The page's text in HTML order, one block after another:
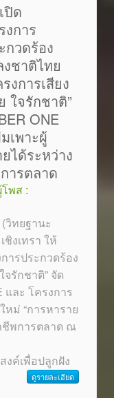
ปิด
งการ
กวดร้อง
งชาติไทย
รงการเสียง
ใจรักชาติ”
ONE
เพาะผู้
ได้ระหว่าง
ารตลาด
โพส :
วิทยฐานะ
งเทรา ให้
ารประกวดร้อง
จรักชาติ” จัด
และ โครงการ
หม่ “การหาราย
ชีพการตลาด ณ
งค์เพื่อปลูกฝัง
ดูรายละเอียด